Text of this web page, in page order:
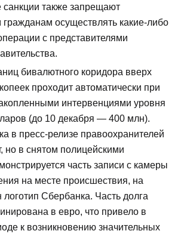
санкции также запрещают
осуществлять какие-либо
с представителями
бивалютного коридора вверх
проходит автоматически при
интервенциями уровня
(до 10 декабря — 400 млн).
в пресс-релизе правоохранителей
но в снятом полицейскими
часть записи с камеры
на месте происшествия, на
логотип Сбербанка. Часть долга
в евро, что привело в
к возникновению значительных